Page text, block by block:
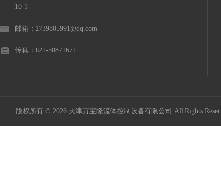
10-1-
邮箱：2739805991@qq.com
传真：021-50871671
版权所有 © 2026 天津万宝隆流体控制设备有限公司 All Rights